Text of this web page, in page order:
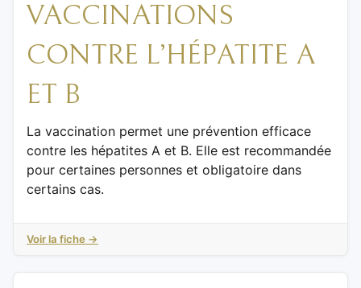
VACCINATIONS
CONTRE L’HÉPATITE A
ET B
La vaccination permet une prévention efficace
contre les hépatites A et B. Elle est recommandée
pour certaines personnes et obligatoire dans
certains cas.
Voir la fiche →